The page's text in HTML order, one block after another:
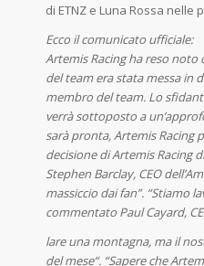
di ETNZ e Luna Rossa nelle
Ecco il comunicato ufficiale:
Artemis Racing ha reso noto
del team era stata messa in
membro del team. Lo
verrà sottoposto a
sarà pronta, Artemis Racing
decisione di Artemis Racing
Stephen Barclay, CEO
massiccio dai fan”. “Stiamo
commentato Paul Cayard,
lare una montagna, ma il
del mese“. “Sapere che